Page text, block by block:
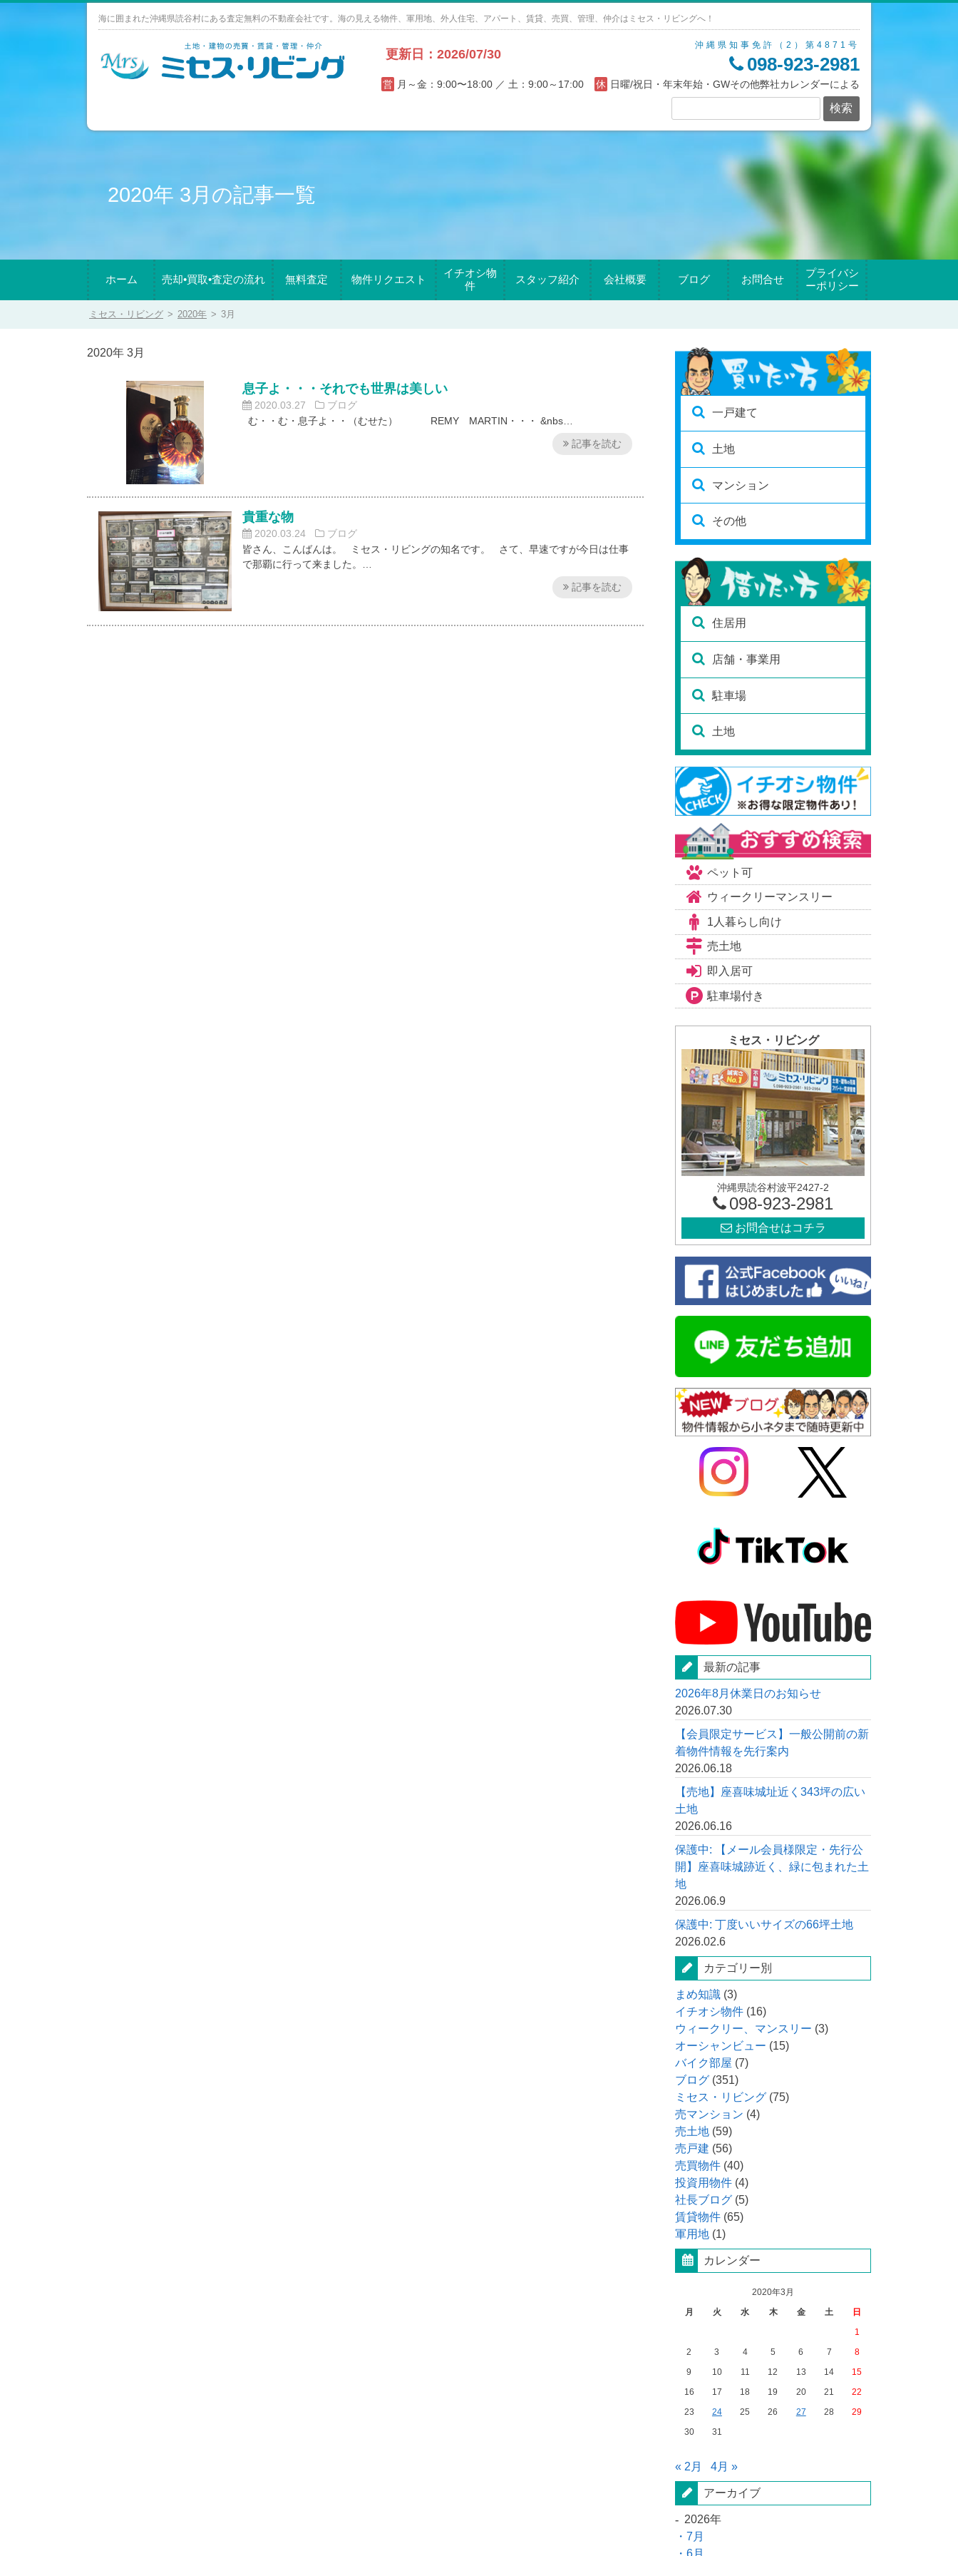
海に囲まれた沖縄県読谷村にある査定無料の不動産会社です。海の見える物件、軍用地、外人住宅、アパート、賃貸、売買、管理、仲介はミセス・リビングへ！
更新日：2026/07/30
沖縄県知事免許（2）第4871号
098-923-2981
営 月～金：9:00〜18:00 ／ 土：9:00～17:00 休 日曜/祝日・年末年始・GWその他弊社カレンダーによる
2020年 3月の記事一覧
ホーム 売却•買取•査定の流れ 無料査定 物件リクエスト
イチオシ物
件
スタッフ紹介 会社概要 ブログ お問合せ
プライバシ
ーポリシー
ミセス・リビング > 2020年 > 3月
2020年 3月
息子よ・・・それでも世界は美しい
2020.03.27
ブログ
む・・む・息子よ・・（むせた） REMY MARTIN・・・ &nbs…
記事を読む
貴重な物
2020.03.24
ブログ
皆さん、こんばんは。 ミセス・リビングの知名です。 さて、早速ですが今日は仕事
で那覇に行って来ました。…
記事を読む
一戸建て
土地
マンション
その他
住居用
店舗・事業用
駐車場
土地
ペット可
ウィークリーマンスリー
1人暮らし向け
売土地
即入居可
駐車場付き
ミセス・リビング
沖縄県読谷村波平2427-2
098-923-2981
お問合せはコチラ
最新の記事
2026年8月休業日のお知らせ
2026.07.30
【会員限定サービス】一般公開前の新
着物件情報を先行案内
2026.06.18
【売地】座喜味城址近く343坪の広い
土地
2026.06.16
保護中: 【メール会員様限定・先行公
開】座喜味城跡近く、緑に包まれた土
地
2026.06.9
保護中: 丁度いいサイズの66坪土地
2026.02.6
カテゴリー別
まめ知識 (3)
イチオシ物件 (16)
ウィークリー、マンスリー (3)
オーシャンビュー (15)
バイク部屋 (7)
ブログ (351)
ミセス・リビング (75)
売マンション (4)
売土地 (59)
売戸建 (56)
売買物件 (40)
投資用物件 (4)
社長ブログ (5)
賃貸物件 (65)
軍用地 (1)
カレンダー
2020年3月
月
火 水 木 金 土
日
1
2
3 4 5 6 7
8
9
10 11 12 13 14
15
16
17 18 19 20 21
22
23
24 25 26 27 28
29
30
31
« 2月 4月 »
アーカイブ
2026年
7月
6月